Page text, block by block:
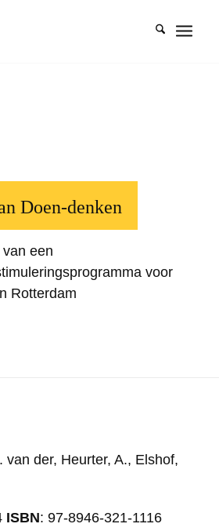
Doen-denken
een
voor
Rotterdam
van der, Heurter, A., Elshof,
ISBN: 97-8946-321-1116